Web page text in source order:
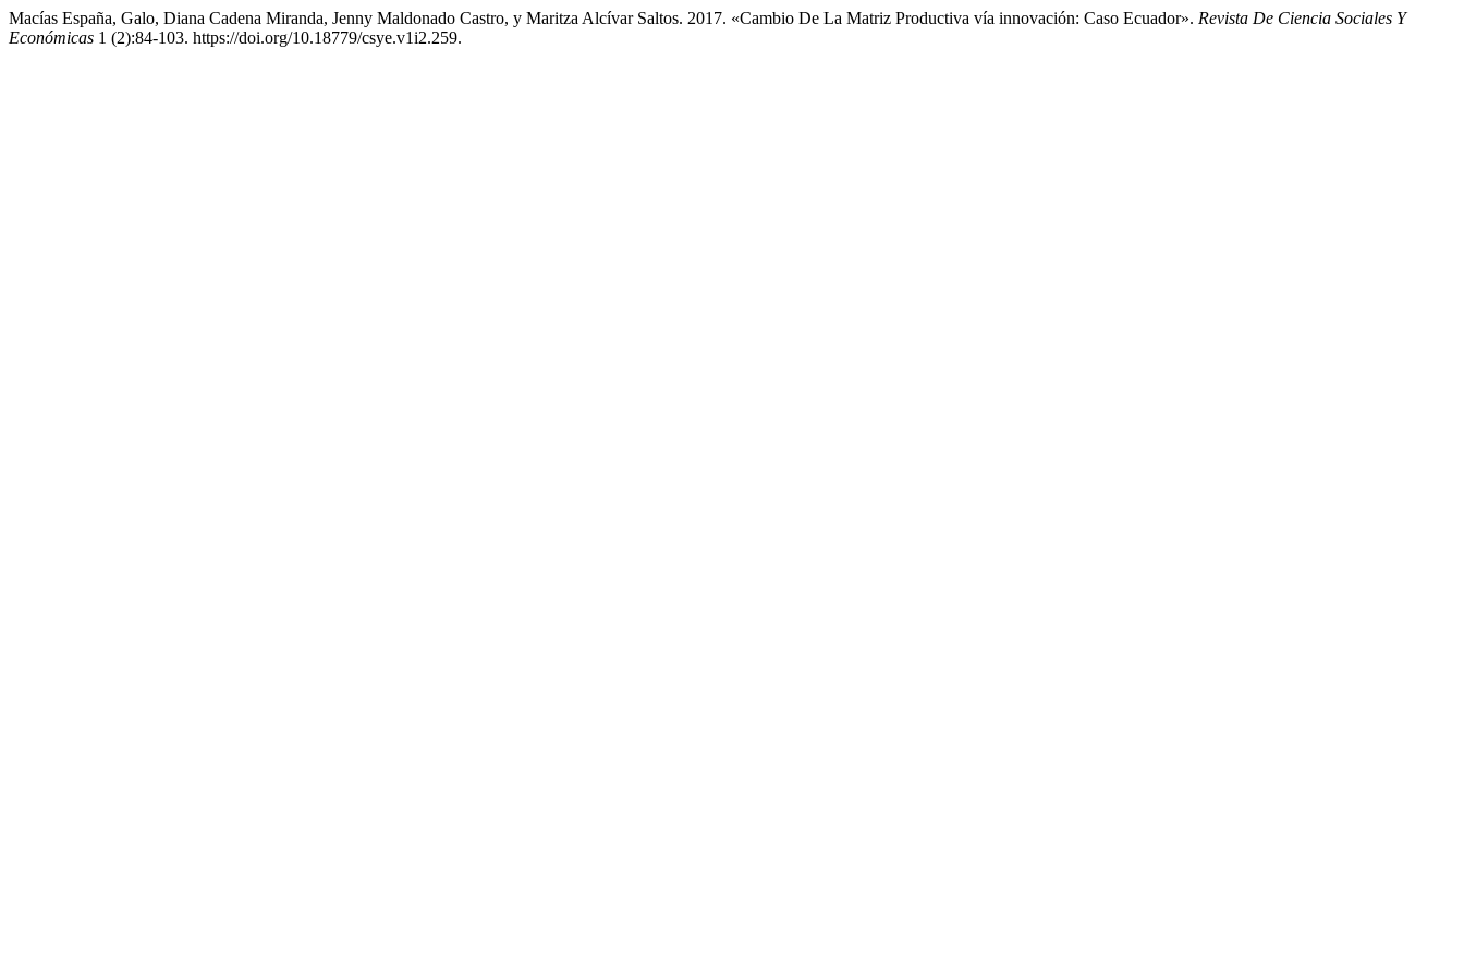
Macías España, Galo, Diana Cadena Miranda, Jenny Maldonado Castro, y Maritza Alcívar Saltos. 2017. «Cambio De La Matriz Productiva vía innovación: Caso Ecuador». Revista De Ciencia Sociales Y
Económicas 1 (2):84-103. https://doi.org/10.18779/csye.v1i2.259.